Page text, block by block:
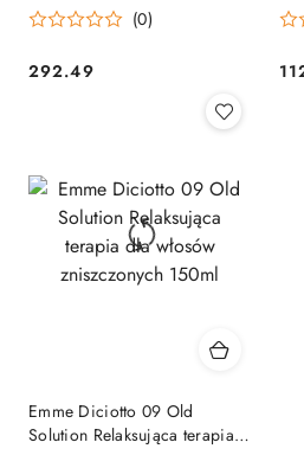
(0)
Cena:
292.49
Emme Diciotto 09 Old
Solution Relaksująca terapia